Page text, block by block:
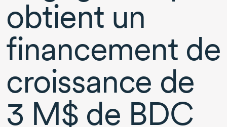
obtient un
financement de
croissance de
3 M$ de BDC